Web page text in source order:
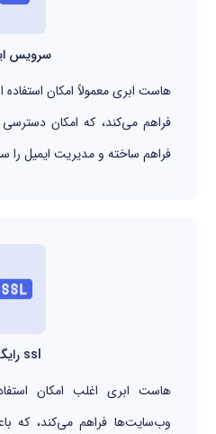
سرویس
هاست ابری معمولاً امکان
فراهم می‌کند، که امکان
فراهم ساخته و مدیریت ایمیل را
ssl رایگان
وب‌سایت‌ها فراهم می‌کند، که